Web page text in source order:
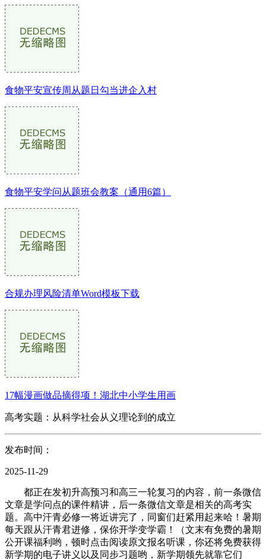
食物平安宣传周从题日勾当进企入村
食物平安学问从题班会教案（通用6篇）
合规办理风险清单Word模板下载
17幅漫画做品摘得项！湖北中小学生用画
高考实题：从科学社会从义理论到的成立
发布时间：
2025-11-29
都正在发初升高预习和高三一轮复习的内容，前一条微信
文章是学问点的课件精讲，后一条微信文章是相关的高考实
题。高中汗青必修一将近讲完了，同窗们赶紧用起来哈！暑期
每天跟从汗青君进修，保你开学变学霸！（文末有免费的暑期
公开课福利哟，顿时点击阅读原文报名听课，你还将免费获得
新学期的电子讲义以及同步习题哟，新学期领先就靠它们